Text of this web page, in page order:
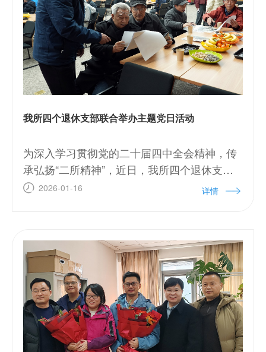
我所四个退休支部联合举办主题党日活动
为深入学习贯彻党的二十届四中全会精神，传
承弘扬“二所精神”，近日，我所四个退休支部
联合开展了“深学全会精神 追忆奋斗岁月 寄语
2026-01-16 详情